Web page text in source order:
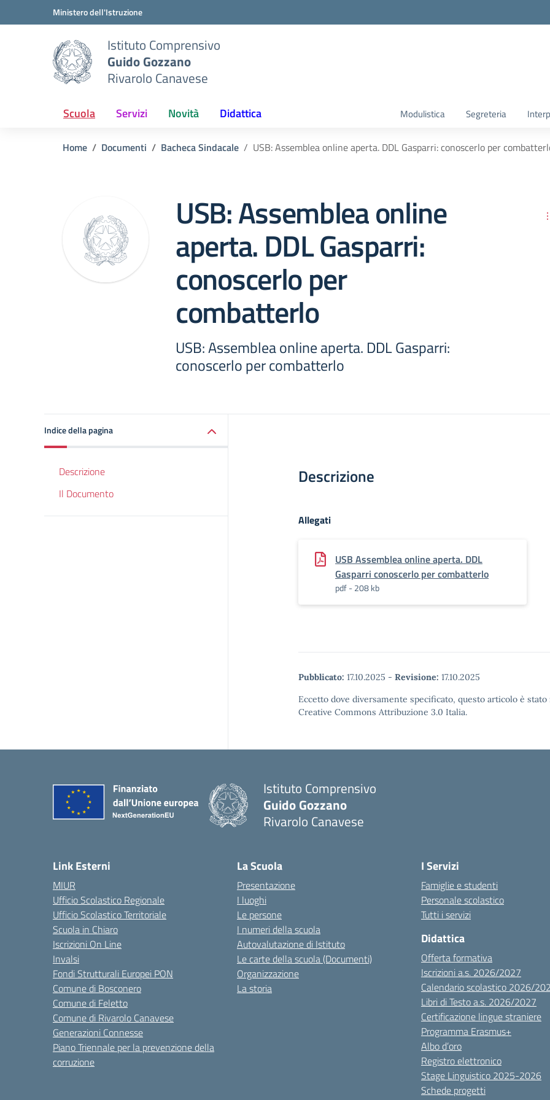
Vai ai contenuti
Vai al menu di navigazione
Ministero dell'Istruzione
Istituto Comprensivo
Guido Gozzano
Rivarolo Canavese
Scuola Servizi Novità Didattica Modulistica Segreteria
Home Documenti Bacheca Sindacale USB: Assemblea online aperta. DDL Gasparri: conoscerlo per
USB: Assemblea online
aperta. DDL Gasparri:
conoscerlo per
combatterlo
USB: Assemblea online aperta. DDL Gasparri:
conoscerlo per combatterlo
Indice della pagina
Descrizione
Il Documento
Descrizione
Allegati
USB Assemblea online aperta. DDL
Gasparri conoscerlo per combatterlo
pdf - 208 kb
Pubblicato: 17.10.2025 - Revisione: 17.10.2025
Eccetto dove diversamente specificato, questo articolo è
Creative Commons Attribuzione 3.0 Italia.
Istituto Comprensivo
Guido Gozzano
Rivarolo Canavese
Link Esterni
MIUR
Ufficio Scolastico Regionale
Ufficio Scolastico Territoriale
Scuola in Chiaro
Iscrizioni On Line
Invalsi
Fondi Strutturali Europei PON
Comune di Bosconero
Comune di Feletto
Comune di Rivarolo Canavese
Generazioni Connesse
Piano Triennale per la prevenzione della
corruzione
La Scuola
Presentazione
I luoghi
Le persone
I numeri della scuola
Autovalutazione di Istituto
Le carte della scuola (Documenti)
Organizzazione
La storia
I Servizi
Famiglie e studenti
Personale scolastico
Tutti i servizi
Didattica
Offerta formativa
Iscrizioni a.s. 2026/2027
Calendario scolastico 2026/
Libri di Testo a.s. 2026/2027
Certificazione lingue straniere
Programma Erasmus+
Albo d’oro
Registro elettronico
Stage Linguistico 2025-2026
Schede progetti